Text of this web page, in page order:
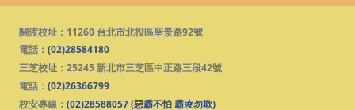
關渡校址：11260 台北市北投區聖景路92號
電話：(02)28584180
三芝校址：25245 新北市三芝區中正路三段42號
電話：(02)26366799
校安專線：(02)28588057 (惡霸不怕 霸凌勿欺)